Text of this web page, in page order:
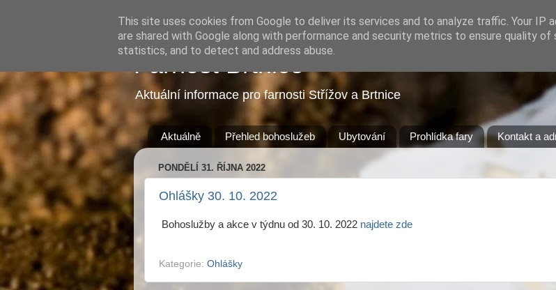
Farnost Brtnice
Aktuální informace pro farnosti Střížov a Brtnice
Aktuálně Přehled bohoslužeb Ubytování Prohlídka fary Kontakt a
PONDĚLÍ 31. ŘÍJNA 2022
Ohlášky 30. 10. 2022
Bohoslužby a akce v týdnu od 30. 10. 2022 najdete zde
Kategorie: Ohlášky
This site uses cookies from Google to deliver its services and to analyze traffic. Your IP
are shared with Google along with performance and security metrics to ensure quality of
statistics, and to detect and address abuse.